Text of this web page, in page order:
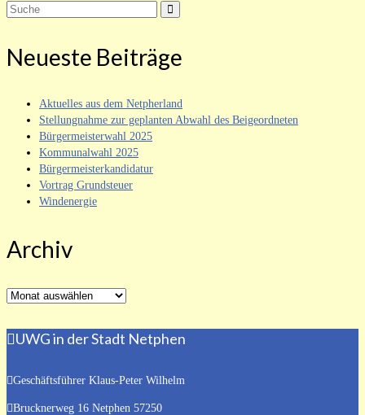
Suche
Neueste Beiträge
Aktuelles aus dem Netpherland
Stellungnahme zur geplanten Abwahl des Beigeordneten
Bürgermeisterwahl 2025
Kommunalwahl 2025
Bürgermeisterkandidatur
Vortrag Grundsteuer
Windenergie
Archiv
Archiv
UWG in der Stadt Netphen
Geschäftsführer Klaus-Peter Wilhelm
Brucknerweg 16 Netphen 57250